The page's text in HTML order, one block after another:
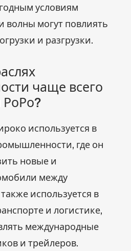
условиям
могут повлиять
и разгрузки.
чаще всего
РоРо?
используется в
где он
новые и
между
используется в
и логистике,
международные
и трейлеров.